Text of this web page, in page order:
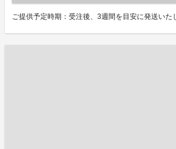
ご提供予定時期：受注後、3週間を目安に発送いた